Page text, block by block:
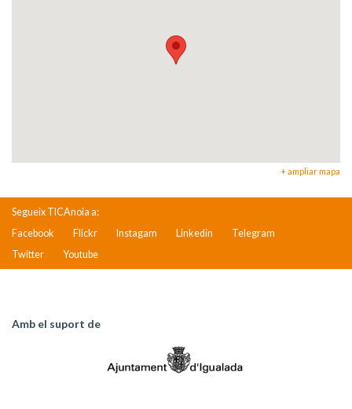
+ ampliar mapa
Segueix TICAnoia a:
Facebook
Flickr Instagam Linkedin
Telegram
Twitter
Youtube
Amb el suport de